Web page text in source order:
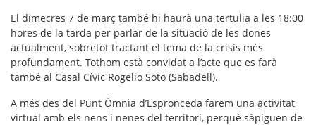
El dimecres 7 de març també hi haurà una tertulia a les 18:00
hores de la tarda per parlar de la situació de les dones
actualment, sobretot tractant el tema de la crisis més
profundament. Tothom està convidat a l’acte que es farà
també al Casal Cívic Rogelio Soto (Sabadell).
A més des del Punt Òmnia d’Espronceda farem una activitat
virtual amb els nens i nenes del territori, perquè sàpiguen de